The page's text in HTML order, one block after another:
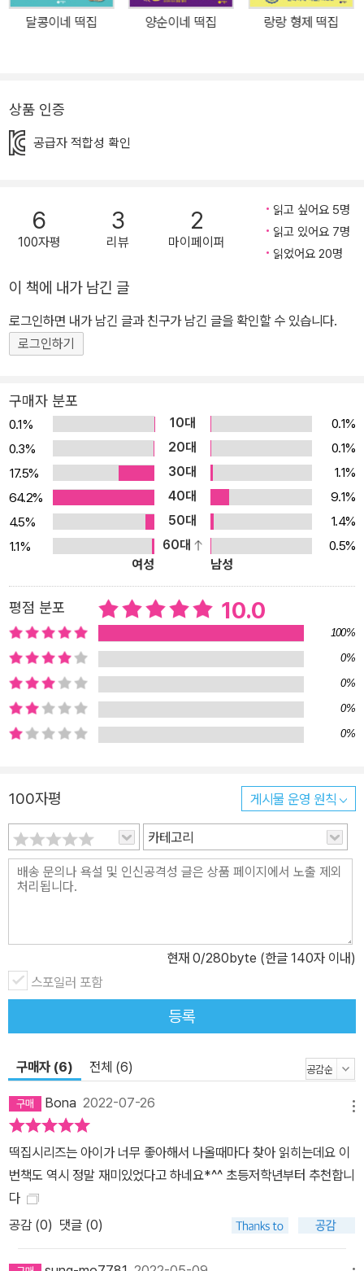
가 여울이네 집에 온 지 일 년째 되는 날, 여울이는 둥실이를 위한 선
물을 준비하지만 둥실이가 큰 병에 걸렸다는 소식을 듣게 된다. 너무
를 도와줄 소원 떡을 만들기로 결심한다. 이번 이야기에서도 먹으면
실이의 몸과 마음을 편안하게 해 줄 기발한 떡들이 등장한다. 그러나
이후 처음으로 커다란 위기를 맞는다. 둥실이와의 이별을 준비하는
여울이의 절절한 마음과 마지막 소원을 들어주기 위해 애쓰는 꼬랑지
소망을 이뤄 준 소원 떡의 비밀 약떡을 먹으면 고통이 사르르 사라지
달콩이와 함께 즐거운 시간을 보내는 봉구를 바라보며 어쩐지 눈물이
난다. 여울이도 봉구처럼 둥실이와 오래오래 행복한 시간을 보내게
날, 여울이는 요즘 잘 움직이지 않으려는 둥실이를 위해 장난감 낚싯
대를 선물로 준비하지만 둥실이가 복막염에 걸려 살날이 얼마 남지
않았다는 소식을 듣게 된다. 여울이는 잠들고 일어나면 혹시라도 둥
실이가 영영 떠났을까 봐 아침이 되면 둥실이의 숨소리부터 확인하는
버릇이 생겼다. 그런데 무거운 발걸음으로 등교하던 여울이의 눈앞에
둥실이의 이름과 똑같은 떡집이 나타난다. 여울이는 호기심에 떡집
안으로 성큼 들어가고, 떡 진열대에서 먹으면 고통이 사르르 사라지
는 약떡을 발견한다. 이번 이야기에는 소원 떡을 먹는 둥실이의 시점
소망을 이뤄 나가는 둥실이의 모습이 펼쳐져, 사랑하는 반려동물과의
이별을 준비하고 받아들이는 과정이 마냥 슬프지만은 않게 느껴진다.
환하게 핀 매화나무 숲에서 신나게 뛰어다니는 둥실이의 모습이 담긴
장면은 보는 이들마저 환한 미소를 짓게 한다. ◆ 꼬랑지, 위기에 처
하다! 낮이면 소원 떡이 필요한 아이들의 고민에 귀 기울이고, 새벽마
다 떡집 지하 공간에서 부지런히 소원 떡을 만들던 꼬랑지는 처음으
로 떡을 완성시키지 못할 위기에 처한다. ‘비법 책’이 알려 주는 재료
아서 찾는 데 시간이 부족한 데다가 마음이 급한 나머지 재료가 부엌
에 있는지 다 확인하지 않고 떡을 만들기 시작해 버린 것이다. 설상가
상으로 중요한 재료인 청미래덩굴 잎을 찾지 못한 꼬랑지는 잎을 찾
기 위해 밤중에 산을 오르다 비탈에서 발을 헛디디고 만다. 사람이 된
이후 『양순이네 떡집』 편부터 아이들을 위해 떡을 만들기 시작한 꼬
다음 이야기가 궁금해진다.
달콩이네 떡집 양순이네 떡집 랑랑 형제 떡집
상품 인증
공급자 적합성 확인
6
100자평
3
리뷰
2
마이페이퍼
읽고 싶어요 5명
읽고 있어요 7명
읽었어요 20명
이 책에 내가 남긴 글
로그인하면 내가 남긴 글과 친구가 남긴 글을 확인할 수 있습니다.
로그인하기
구매자 분포
0.1% 10대
0.1%
0.3%
20대
0.1%
17.5%
30대
1.1%
64.2%
40대
9.1%
4.5%
50대
1.4%
1.1%
60대
0.5%
여성
남성
평점 분포 10.0
100%
0%
0%
0%
0%
100자평 게시물 운영 원칙
카테고리
현재 0/280byte (한글 140자 이내)
스포일러 포함
등록
구매자 (6) 전체 (6)
Bona 2022-07-26
떡집시리즈는 아이가 너무 좋아해서 나올때마다 찾아 읽히는데요 이
번책도 역시 정말 재미있었다고 하네요*^^ 초등저학년부터 추천합니
다
공감 (0) 댓글 (0)